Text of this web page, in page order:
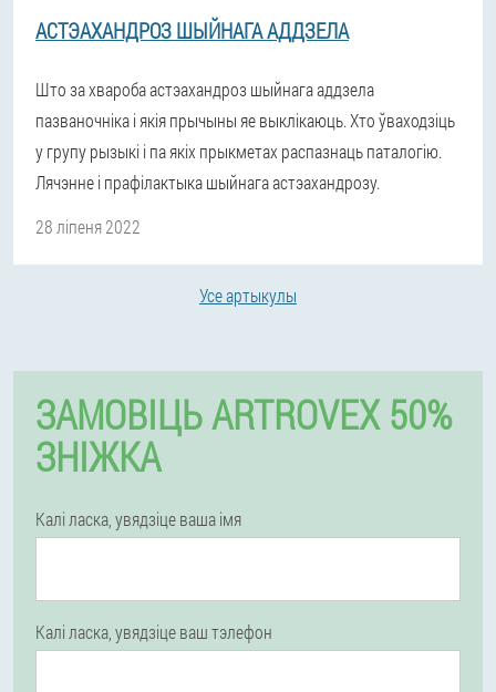
АСТЭАХАНДРОЗ ШЫЙНАГА АДДЗЕЛА
Што за хвароба астэахандроз шыйнага аддзела
пазваночніка і якія прычыны яе выклікаюць. Хто ўваходзіць
у групу рызыкі і па якіх прыкметах распазнаць паталогію.
Лячэнне і прафілактыка шыйнага астэахандрозу.
28 ліпеня 2022
Усе артыкулы
ЗАМОВІЦЬ ARTROVEX 50%
ЗНІЖКА
Калі ласка, увядзіце ваша імя
Калі ласка, увядзіце ваш тэлефон